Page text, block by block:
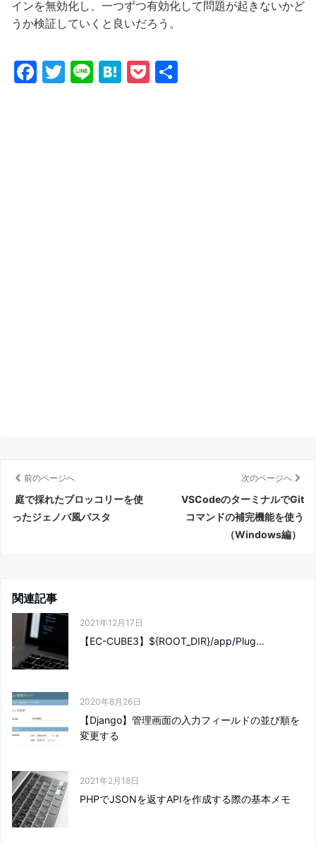
インを無効化し、一つずつ有効化して問題が起きないかど
うか検証していくと良いだろう。
F
T
Li H
P
前のページへ
庭で採れたブロッコリーを使
ったジェノバ風パスタ
次のページへ
VSCodeのターミナルでGit
コマンドの補完機能を使う
（Windows編）
関連記事
2021年12月17日
【EC-CUBE3】${ROOT_DIR}/app/Plug...
2020年8月26日
【Django】管理画面の入力フィールドの並び順を
変更する
2021年2月18日
PHPでJSONを返すAPIを作成する際の基本メモ